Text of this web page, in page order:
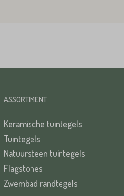
ASSORTIMENT
Keramische tuintegels
Tuintegels
Natuursteen tuintegels
Flagstones
Zwembad randtegels